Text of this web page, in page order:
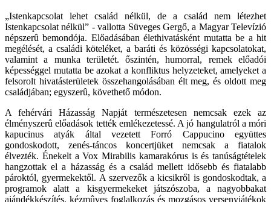
„Istenkapcsolat lehet család nélkül, de a család nem létezhet
Istenkapcsolat nélkül” - vallotta Süveges Gergő, a Magyar Televízió
népszerû bemondója. Előadásában élethivatásként mutatta be a hit
megélését, a családi köteléket, a baráti és közösségi kapcsolatokat,
valamint a munka területét. őszintén, humorral, remek előadói
képességgel mutatta be azokat a konfliktus helyzeteket, amelyeket a
felsorolt hivatásterületek összehangolásában élt meg, és oldott meg
családjában; egyszerû, követhető módon.
A fehérvári Házasság Napját természetesen nemcsak ezek az
élményszerû előadások tették emlékezetessé. A jó hangulatról a móri
kapucinus atyák által vezetett Forró Cappucino együttes
gondoskodott, zenés-táncos koncertjüket nemcsak a fiatalok
élvezték. Énekelt a Vox Mirabilis kamarakórus is és tanúságtételek
hangzottak el a házasság és a család mellett idősebb és fiatalabb
pároktól, gyermekektől. A szervezők a kicsikről is gondoskodtak, a
programok alatt a kisgyermekeket játszószoba, a nagyobbakat
ajándékkészítés, kézmûves foglalkozás és mozgásos versenyjátékok